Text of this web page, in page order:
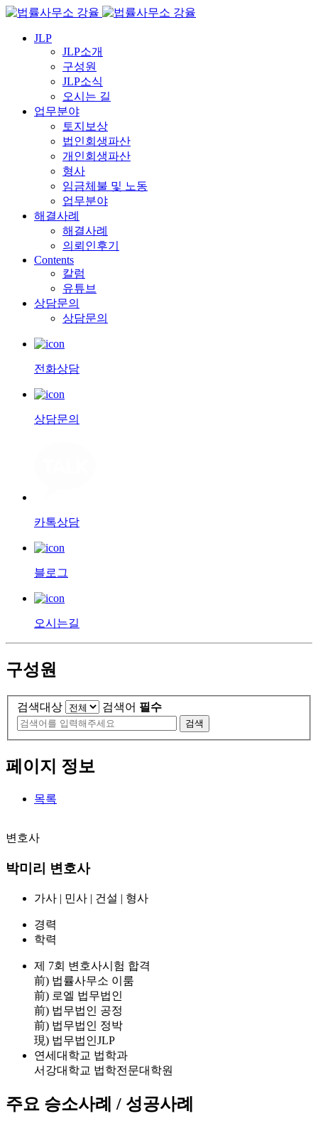
JLP
JLP소개
구성원
JLP소식
오시는 길
업무분야
토지보상
법인회생파산
개인회생파산
형사
임금체불 및 노동
업무분야
해결사례
해결사례
의뢰인후기
Contents
칼럼
유튜브
상담문의
상담문의
전화상담
상담문의
카톡상담
블로그
오시는길
구성원
검색대상 검색어 필수
검색
페이지 정보
목록
변호사
박미리 변호사
가사 | 민사 | 건설 | 형사
경력
학력
제 7회 변호사시험 합격
前) 법률사무소 이룸
前) 로엘 법무법인
前) 법무법인 공정
前) 법무법인 정박
現) 법무법인JLP
연세대학교 법학과
서강대학교 법학전문대학원
주요 승소사례 / 성공사례